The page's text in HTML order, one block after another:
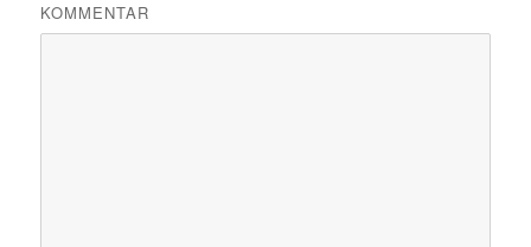
KOMMENTAR